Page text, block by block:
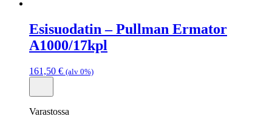
Esisuodatin – Pullman Ermator
A1000/17kpl
161,50 € (alv 0%)
Varastossa